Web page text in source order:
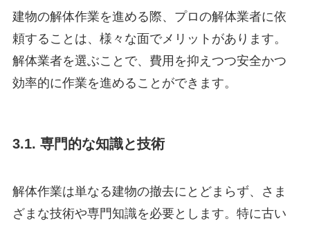
建物の解体作業を進める際、プロの解体業者に依
頼することは、様々な面でメリットがあります。
解体業者を選ぶことで、費用を抑えつつ安全かつ
効率的に作業を進めることができます。
3.1. 専門的な知識と技術
解体作業は単なる建物の撤去にとどまらず、さま
ざまな技術や専門知識を必要とします。特に古い